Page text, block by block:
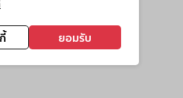
ยอมรับ